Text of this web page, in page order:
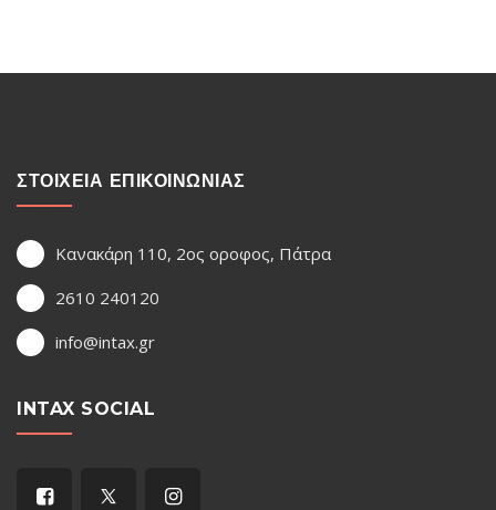
ΣΤΟΙΧΕΙΑ ΕΠΙΚΟΙΝΩΝΙΑΣ
Κανακάρη 110, 2ος οροφος, Πάτρα
2610 240120
info@intax.gr
INTAX SOCIAL